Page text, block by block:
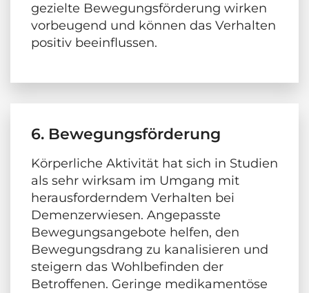
gezielte Bewegungsförderung wirken
vorbeugend und können das Verhalten
positiv beeinflussen.
6. Bewegungsförderung
Körperliche Aktivität hat sich in Studien
als sehr wirksam im Umgang mit
herausforderndem Verhalten bei
Demenzerwiesen. Angepasste
Bewegungsangebote helfen, den
Bewegungsdrang zu kanalisieren und
steigern das Wohlbefinden der
Betroffenen. Geringe medikamentöse